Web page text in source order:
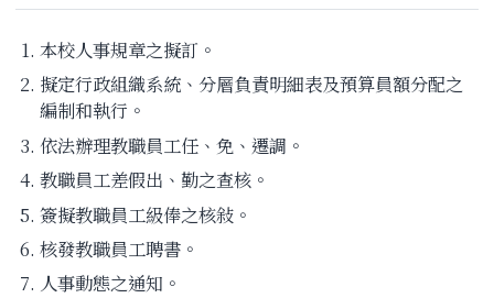
本校人事規章之擬訂。
擬定行政組織系統、分層負責明細表及預算員額分配之
編制和執行。
依法辦理教職員工任、免、遷調。
教職員工差假出、勤之查核。
簽擬教職員工級俸之核敍。
核發教職員工聘書。
人事動態之通知。